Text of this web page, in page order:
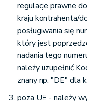
regulacje prawne
kraju kontrahenta/
posługiwania się
który jest
nadania tego
należy uzupełnić
znany np. "DE" dla
poza UE - należy